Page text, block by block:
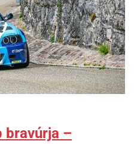
bravúrja –